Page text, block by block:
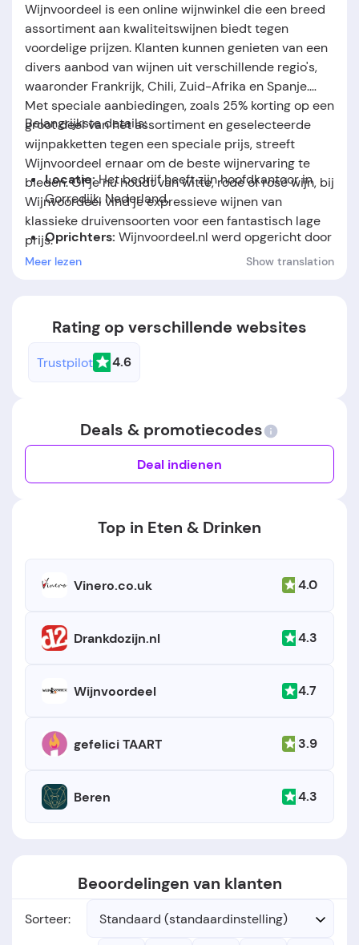
Wijnvoordeel is een online wijnwinkel die een breed
assortiment aan kwaliteitswijnen biedt tegen
voordelige prijzen. Klanten kunnen genieten van een
divers aanbod van wijnen uit verschillende regio's,
waaronder Frankrijk, Chili, Zuid-Afrika en Spanje.
Met speciale aanbiedingen, zoals 25% korting op een
groot deel van het assortiment en geselecteerde
wijnpakketten tegen een speciale prijs, streeft
Wijnvoordeel ernaar om de beste wijnervaring te
bieden. Of je nu houdt van witte, rode of rosé wijn, bij
Wijnvoordeel vind je expressieve wijnen van
klassieke druivensoorten voor een fantastisch lage
prijs.
Belangrijkste details:
Locatie:Het bedrijf heeft zijn hoofdkantoor in
Gorredijk, Nederland.
Oprichters: Wijnvoordeel.nl werd opgericht door
René Tulner.
Meer lezen Show translation
Rating op verschillende websites
Trustpilot 4.6
Deals & promotiecodes
Deal indienen
Top in Eten & Drinken
Vinero.co.uk 4.0
Drankdozijn.nl 4.3
Wijnvoordeel 4.7
gefelici TAART 3.9
Beren 4.3
Beoordelingen van klanten
Sorteer: Standaard (standaardinstelling)